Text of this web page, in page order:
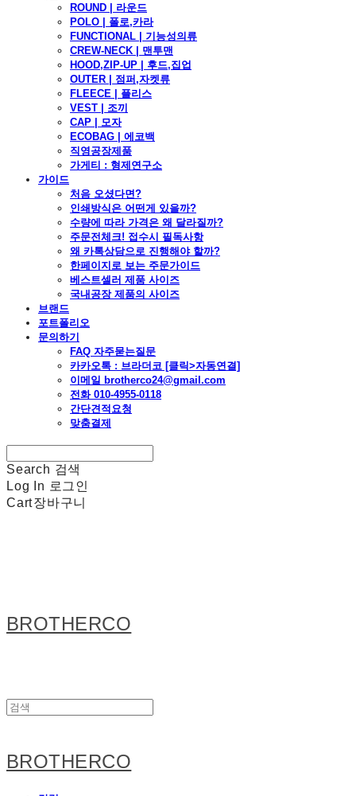
ROUND | 라운드
POLO | 폴로,카라
FUNCTIONAL | 기능성의류
CREW-NECK | 맨투맨
HOOD,ZIP-UP | 후드,집업
OUTER | 점퍼,자켓류
FLEECE | 플리스
VEST | 조끼
CAP | 모자
ECOBAG | 에코백
직영공장제품
가게티 : 형제연구소
가이드
처음 오셨다면?
인쇄방식은 어떤게 있을까?
수량에 따라 가격은 왜 달라질까?
주문전체크! 접수시 필독사항
왜 카톡상담으로 진행해야 할까?
한페이지로 보는 주문가이드
베스트셀러 제품 사이즈
국내공장 제품의 사이즈
브랜드
포트폴리오
문의하기
FAQ 자주묻는질문
카카오톡 : 브라더코 [클릭>자동연결]
이메일 brotherco24@gmail.com
전화 010-4955-0118
간단견적요청
맞춤결제
Search 검색
Log In 로그인
Cart장바구니
BROTHERCO
BROTHERCO